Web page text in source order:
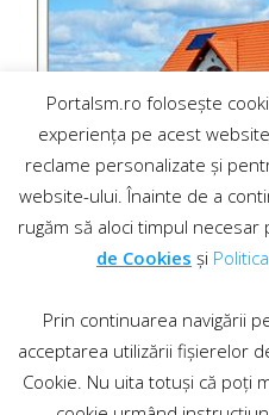
Portalsm.ro folosește
experiența pe acest
reclame personalizate și
website-ului. Înainte de a
rugăm să aloci timpul necesar
de Cookies și
Prin continuarea navigării
acceptarea utilizării fișierelor
Cookie. Nu uita totuși că poți